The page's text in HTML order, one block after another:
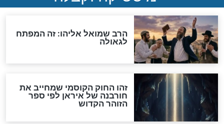
"לפני הגאולה תהיה אפיקורסות
והכחשה גדולה מאוד של
האמונה"
האם לאחר בוא המשיח יהיה
אפשר לחזור בתשובה?